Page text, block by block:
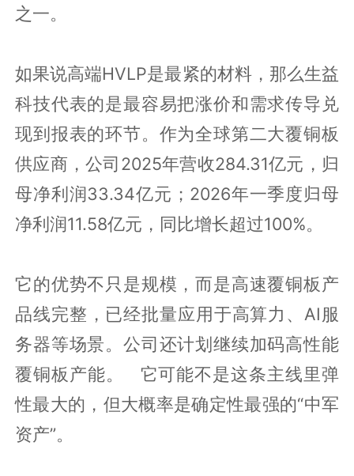
之一。
如果说高端HVLP是最紧的材料，那么生益
科技代表的是最容易把涨价和需求传导兑
现到报表的环节。作为全球第二大覆铜板
供应商，公司2025年营收284.31亿元，归
母净利润33.34亿元；2026年一季度归母
净利润11.58亿元，同比增长超过100%。
它的优势不只是规模，而是高速覆铜板产
品线完整，已经批量应用于高算力、AI服
务器等场景。公司还计划继续加码高性能
覆铜板产能。 它可能不是这条主线里弹
性最大的，但大概率是确定性最强的“中军
资产”。